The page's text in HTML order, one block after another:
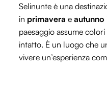
Selinunte è una
in primavera e autunno
paesaggio assume
intatto. È un luogo che
vivere un’esperienza